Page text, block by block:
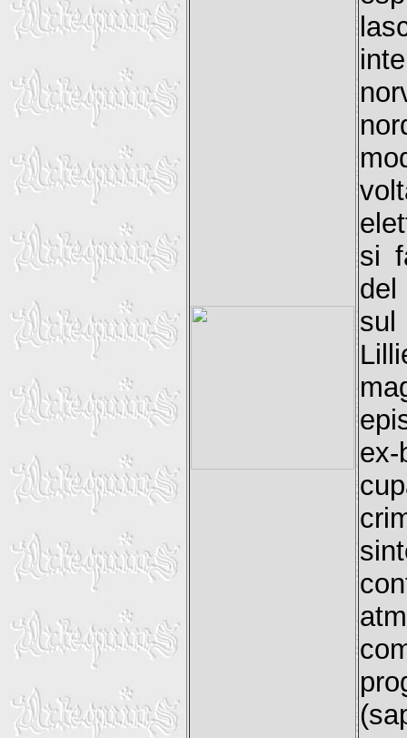
si
del
sul
ex-